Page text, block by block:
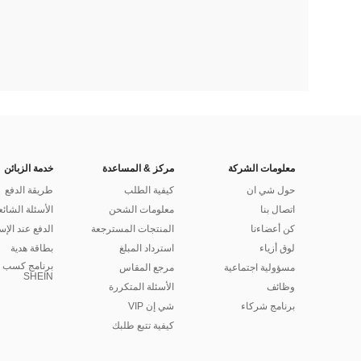
معلومات الشركة
حول شي ان
اتصال بنا
كن أعضاءنا
لوق أزياء
مسؤولية اجتماعية
وظائف
برنامج شركاء
مركز & المساعدة
كيفية الطلب
معلومات الشحن
المنتجات المسترجعة
استرداد المبلغ
مرجع المقاس
الأسئلة المتكررة
شي إن VIP
كيفية تتبع طلبك
خدمة الزبائن
طريقة الدفع
الأسئلة
الدفع عند
بطاقة هدية
برنامج كسب
SHEIN